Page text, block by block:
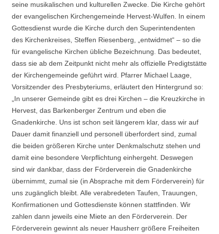
seine musikalischen und kulturellen Zwecke. Die Kirche gehört
der evangelischen Kirchengemeinde Hervest-Wulfen. In einem
Gottesdienst wurde die Kirche durch den Superintendenten
des Kirchenkreises, Steffen Riesenberg, „entwidmet“ – so die
für evangelische Kirchen übliche Bezeichnung. Das bedeutet,
dass sie ab dem Zeitpunkt nicht mehr als offizielle Predigtstätte
der Kirchengemeinde geführt wird. Pfarrer Michael Laage,
Vorsitzender des Presbyteriums, erläutert den Hintergrund so:
„In unserer Gemeinde gibt es drei Kirchen – die Kreuzkirche in
Hervest, das Barkenberger Zentrum und eben die
Gnadenkirche. Uns ist schon seit längerem klar, dass wir auf
Dauer damit finanziell und personell überfordert sind, zumal
die beiden größeren Kirche unter Denkmalschutz stehen und
damit eine besondere Verpflichtung einhergeht. Deswegen
sind wir dankbar, dass der Förderverein die Gnadenkirche
übernimmt, zumal sie (in Absprache mit dem Förderverein) für
uns zugänglich bleibt. Alle verabredeten Taufen, Trauungen,
Konfirmationen und Gottesdienste können stattfinden. Wir
zahlen dann jeweils eine Miete an den Förderverein. Der
Förderverein gewinnt als neuer Hausherr größere Freiheiten